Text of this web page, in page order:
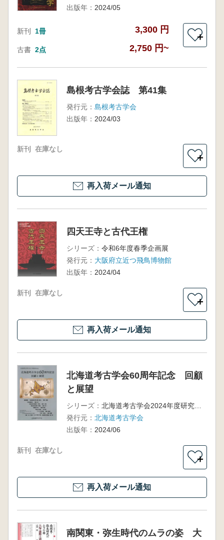
出版年： 2024/05
新刊 1冊 3,300 円
古書 2点 2,750 円~
＋
島根考古学会誌 第41集
発行元： 島根考古学会
出版年： 2024/03
新刊 在庫なし
＋
再入荷メール通知
四天王寺と古代王権
シリーズ： 令和6年度春季企画展
発行元： 大阪府立近つ飛鳥博物館
出版年： 2024/04
新刊 在庫なし
＋
再入荷メール通知
北海道考古学会60周年記念 回顧
と展望
シリーズ：
北海道考古学会2024年度研究大会
発行元： 北海道考古学会
出版年： 2024/06
新刊 在庫なし
＋
再入荷メール通知
南関東・弥生時代のムラの姿 大